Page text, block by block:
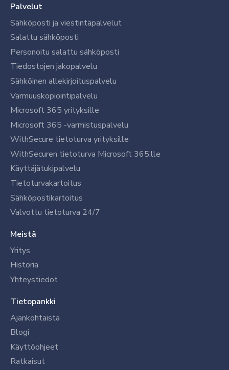
Palvelut
Sähköposti ja viestintäpalvelut
Salattu sähköposti
Personoitu salattu sähköposti
Tiedostojen jakopalvelu
Sähköinen allekirjoituspalvelu
Varmuuskopiointipalvelu
Microsoft 365 yrityksille
Microsoft 365 -varmistuspalvelu
WithSecure tietoturva yrityksille
WithSecuren tietoturva Microsoft 365:lle
Käyttäjätukipalvelu
Tietoturvakartoitus
Sähköpostikartoitus
Valvottu tietoturva 24/7
Meistä
Yritys
Historia
Yhteystiedot
Tietopankki
Ajankohtaista
Blogi
Käyttöohjeet
Ratkaisut